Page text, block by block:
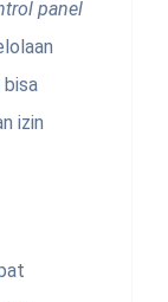
panel
bisa
izin